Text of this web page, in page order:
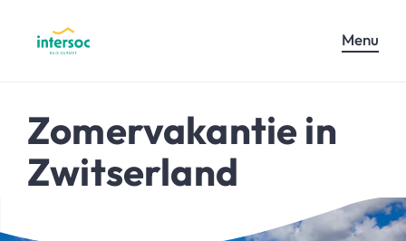
Menu
Zomervakantie in
Zwitserland